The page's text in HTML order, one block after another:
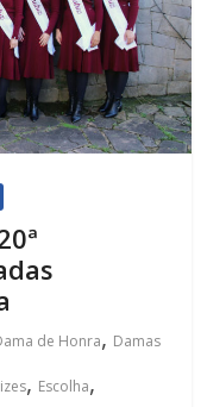
de Honra, Damas
, Escolha,